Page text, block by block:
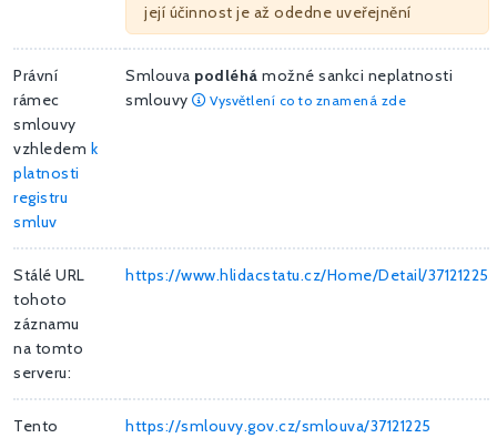
její účinnost je až odedne uveřejnění
Právní
rámec
smlouvy
vzhledem k
platnosti
registru
smluv
Smlouva podléhá možné sankci neplatnosti
smlouvy
Vysvětlení co to znamená zde
Stálé URL
tohoto
záznamu
na tomto
serveru:
https://www.hlidacstatu.cz/Home/Detail/37121225
Tento
https://smlouvy.gov.cz/smlouva/37121225